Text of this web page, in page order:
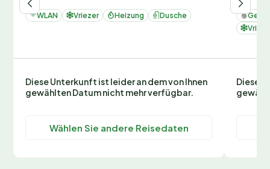
WLAN Vriezer Heizung Dusche
Diese Unterkunft ist leider an dem von Ihnen
gewählten Datum nicht mehr verfügbar.
Wählen Sie andere Reisedaten
Diese